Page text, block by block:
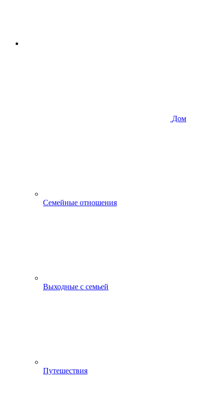
Дом
Семейные отношения
Выходные с семьей
Путешествия